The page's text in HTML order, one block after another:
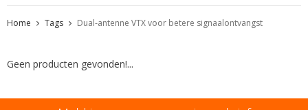
Home Tags Dual-antenne VTX voor betere signaalontvangst
Geen producten gevonden!...